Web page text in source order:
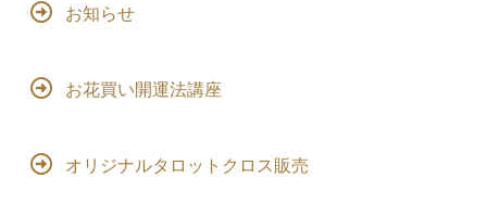
お知らせ
お花買い開運法講座
オリジナルタロットクロス販売